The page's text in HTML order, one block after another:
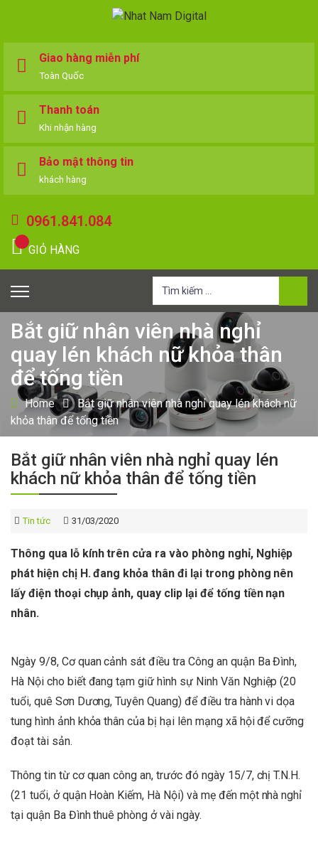
Giao hàng miễn phí
Toàn Quốc
Thanh toán
Khi nhận hàng
Bảo mật thông tin
khách hàng
0961.841.084
GIỎ HÀNG
Tìm
Bắt giữ nhân viên nhà nghỉ
quay lén khách nữ khỏa thân
để tống tiền
Home
Bắt giữ nhân viên nhà nghỉ quay lén khách nữ
khỏa thân để tống tiền
Bắt giữ nhân viên nhà nghỉ quay lén
khách nữ khỏa thân để tống tiền
Tin tức 31/03/2020
Thông qua lỗ kính trên cửa ra vào phòng nghỉ, Nghiệp
phát hiện chị H. đang khỏa thân đi lại trong phòng nên
lấy điện thoại chụp ảnh, quay clip lại để tống tiền nạn
nhân.
Ngày 9/8, Cơ quan cảnh sát điều tra Công an quận Ba Đình,
Hà Nội cho biết đang tạm giữ hình sự Ninh Văn Nghiệp (20
tuổi, quê Sơn Dương, Tuyên Quang) để điều tra hành vi dọa
tung hình ảnh khỏa thân của bị hại lên mạng xã hội để cưỡng
đoạt tài sản.
Thông tin từ cơ quan công an, trước đó ngày 15/7, chị T.N.H.
(21 tuổi, ở quận Hoàn Kiếm, Hà Nội) và mẹ đến một nhà nghỉ
tại quận Ba Đình thuê phòng ở vài ngày.